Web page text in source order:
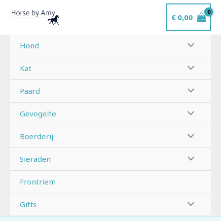
naar
inhoud
€0,00
Hond
Kat
Paard
Gevogelte
Boerderij
Sieraden
Frontriem
Gifts